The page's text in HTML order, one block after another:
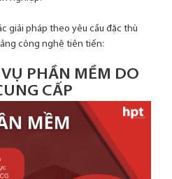
giải pháp theo yêu cầu đặc thù
công nghệ tiên tiến:
PHẦN MỀM DO
CẤP